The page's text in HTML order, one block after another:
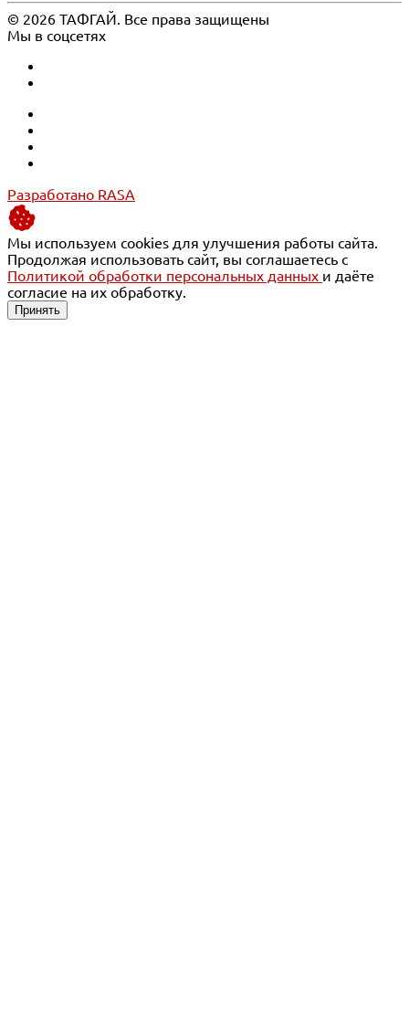
© 2026 ТАФГАЙ. Все права защищены
Мы в соцсетях
Разработано RASA
Мы используем cookies для улучшения работы сайта.
Продолжая использовать сайт, вы соглашаетесь с
Политикой обработки персональных данных и даёте
согласие на их обработку.
Принять